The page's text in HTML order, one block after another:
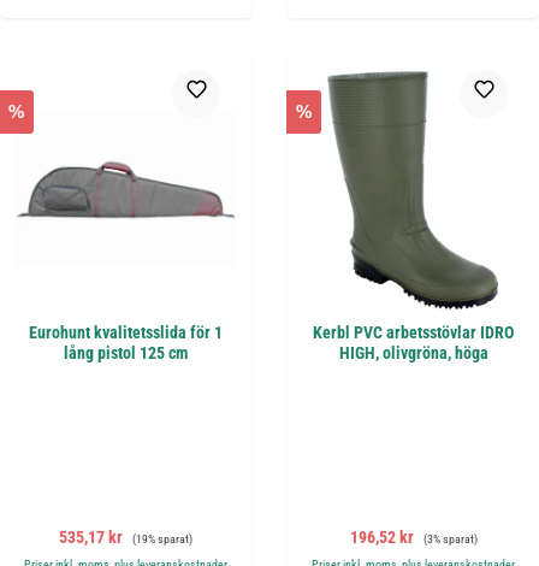
%
Eurohunt kvalitetsslida för 1
lång pistol 125 cm
Försäljningspris:
535,17 kr Ordinarie pris:
(19% sparat)
%
Kerbl PVC arbetsstövlar IDRO
HIGH, olivgröna, höga
Försäljningspris:
196,52 kr Ordinarie pris:
(3% sparat)